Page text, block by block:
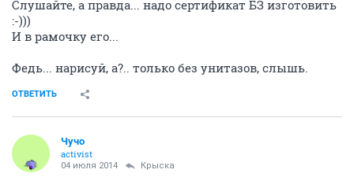
Слушайте, а правда... надо сертификат БЗ изготовить
:-)))
И в рамочку его...
Федь... нарисуй, а?.. только без унитазов, слышь.
ОТВЕТИТЬ
Чучо
activist
04 июля 2014 Крыска